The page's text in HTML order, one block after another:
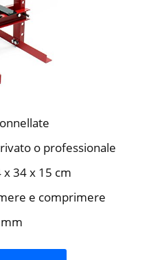
o professionale
34 x 15 cm
e comprimere